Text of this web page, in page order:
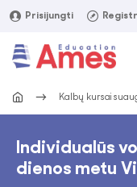
Prisijungti
Kalbų kursai
Individualūs
dienos metu